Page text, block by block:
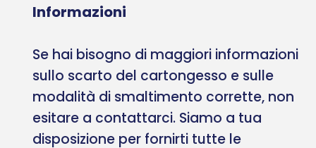
Informazioni
Se hai bisogno di maggiori informazioni
sullo scarto del cartongesso e sulle
modalità di smaltimento corrette, non
esitare a contattarci. Siamo a tua
disposizione per fornirti tutte le